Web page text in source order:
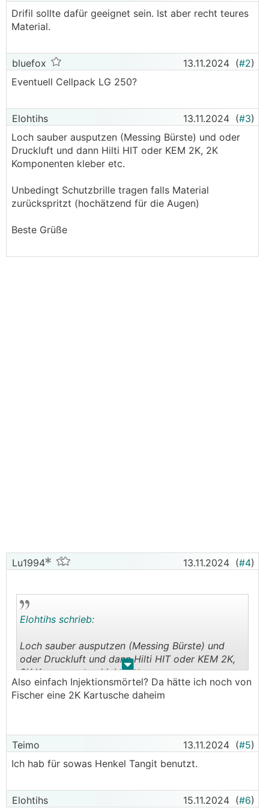
Drifil sollte dafür geeignet sein. Ist aber recht teures
Material.
bluefox 13.11.2024 (#2)
Eventuell Cellpack LG 250?
Elohtihs 13.11.2024 (#3)
Loch sauber ausputzen (Messing Bürste) und oder
Druckluft und dann Hilti HIT oder KEM 2K, 2K
Komponenten kleber etc.
Unbedingt Schutzbrille tragen falls Material
zurückspritzt (hochätzend für die Augen)
Beste Grüße
Lu1994 13.11.2024 (#4)
. .
Elohtihs schrieb:
Loch sauber ausputzen (Messing Bürste) und
oder Druckluft und dann Hilti HIT oder KEM 2K,
2K Komponenten kleber etc.
Unbedingt Schutzbrille tragen falls Material
Beste Grüße
Also einfach Injektionsmörtel? Da hätte ich noch von
Fischer eine 2K Kartusche daheim
Teimo 13.11.2024 (#5)
Ich hab für sowas Henkel Tangit benutzt.
Elohtihs 15.11.2024 (#6)